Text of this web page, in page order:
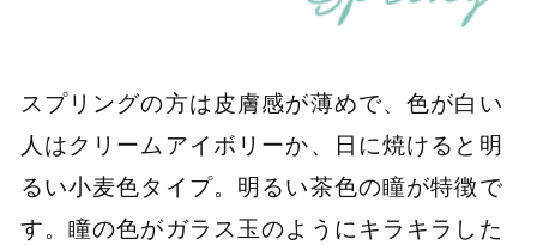
スプリングの方は皮膚感が薄めで、色が白い
人はクリームアイボリーか、日に焼けると明
るい小麦色タイプ。明るい茶色の瞳が特徴で
す。瞳の色がガラス玉のようにキラキラした